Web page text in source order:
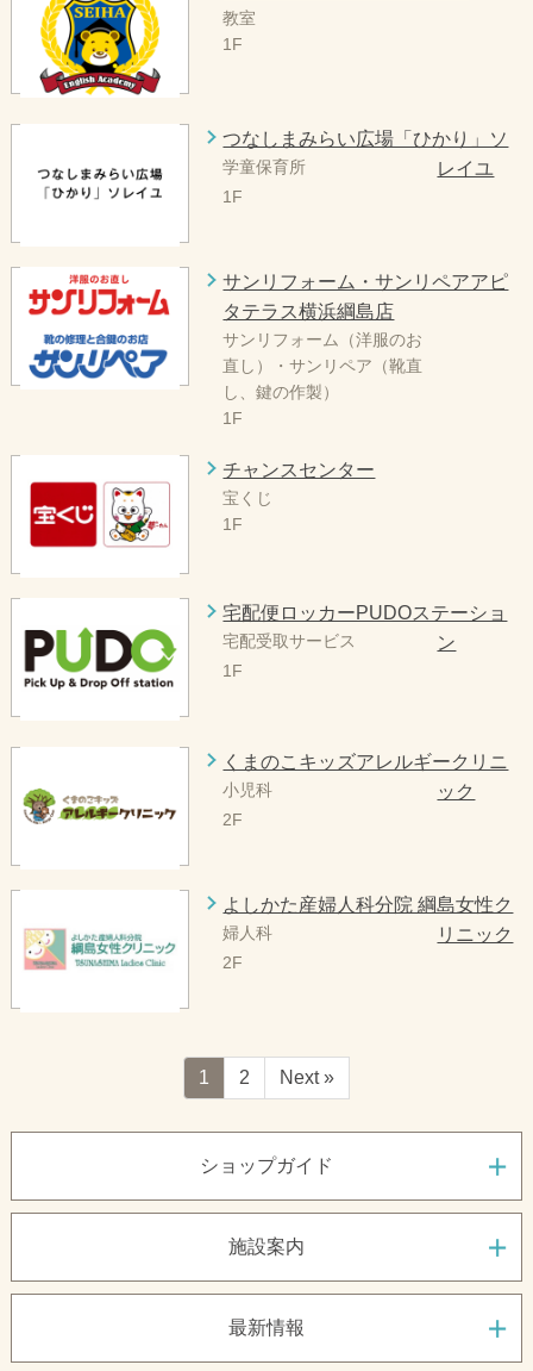
教室
1F
つなしまみらい広場「ひかり」ソ
レイユ
学童保育所
1F
サンリフォーム・サンリペアアピ
タテラス横浜綱島店
サンリフォーム（洋服のお
直し）・サンリペア（靴直
し、鍵の作製）
1F
チャンスセンター
宝くじ
1F
宅配便ロッカーPUDOステーショ
ン
宅配受取サービス
1F
くまのこキッズアレルギークリニ
ック
小児科
2F
よしかた産婦人科分院 綱島女性ク
リニック
婦人科
2F
1 2 Next »
ショップガイド
施設案内
最新情報